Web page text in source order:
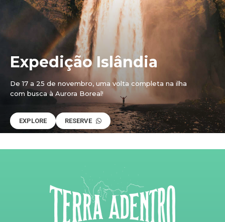
Expedição Islândia
De 17 a 25 de novembro, uma volta completa na ilha
com busca à Aurora Boreal!
EXPLORE RESERVE